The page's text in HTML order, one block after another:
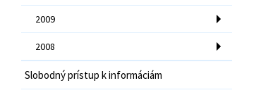
2009
2008
Slobodný prístup k informáciám